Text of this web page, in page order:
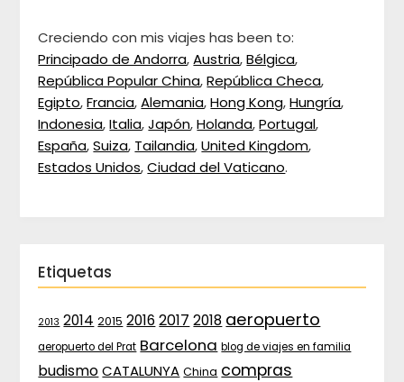
Creciendo con mis viajes has been to:
Principado de Andorra,Austria,Bélgica,
República Popular China,República Checa,
Egipto,Francia,Alemania,Hong Kong,Hungría,
Indonesia,Italia,Japón,Holanda,Portugal,
España,Suiza, Tailandia,United Kingdom,
Estados Unidos,Ciudad del Vaticano.
Etiquetas
2013 2014 2015 2016 2017 2018 aeropuerto
aeropuerto del Prat Barcelona blog de viajes en familia
budismo CATALUNYA China compras